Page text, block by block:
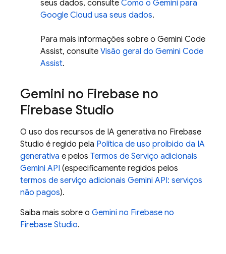
seus dados, consulte Como o Gemini para
Google Cloud usa seus dados.
Para mais informações sobre o Gemini Code
Assist, consulte Visão geral do Gemini Code
Assist.
Gemini no Firebase no
Firebase Studio
O uso dos recursos de IA generativa no Firebase
Studio é regido pela Política de uso proibido da IA
generativa e pelos Termos de Serviço adicionais
Gemini API (especificamente regidos pelos
termos de serviço adicionais Gemini API: serviços
não pagos).
Saiba mais sobre o Gemini no Firebase no
Firebase Studio.